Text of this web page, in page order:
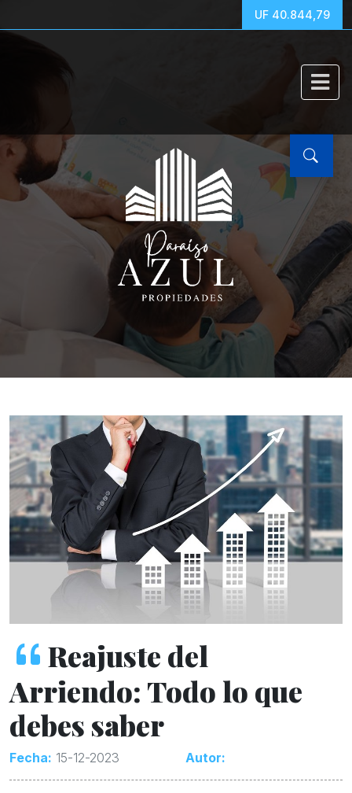
UF 40.844,79
Reajuste del
Arriendo: Todo lo que
debes saber
Fecha: 15-12-2023 Autor: